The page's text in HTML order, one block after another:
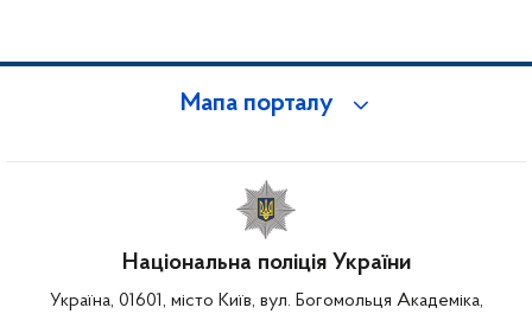
Мапа порталу
Національна поліція України
Україна, 01601, місто Київ, вул. Богомольця Академіка,